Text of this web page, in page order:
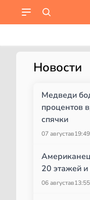
Новости
Медведи
процентов
спячки
07 августав19:49
20 этажей
06 августав13:55